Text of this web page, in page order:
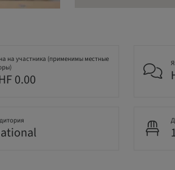
на участника (применимы местные
0.00